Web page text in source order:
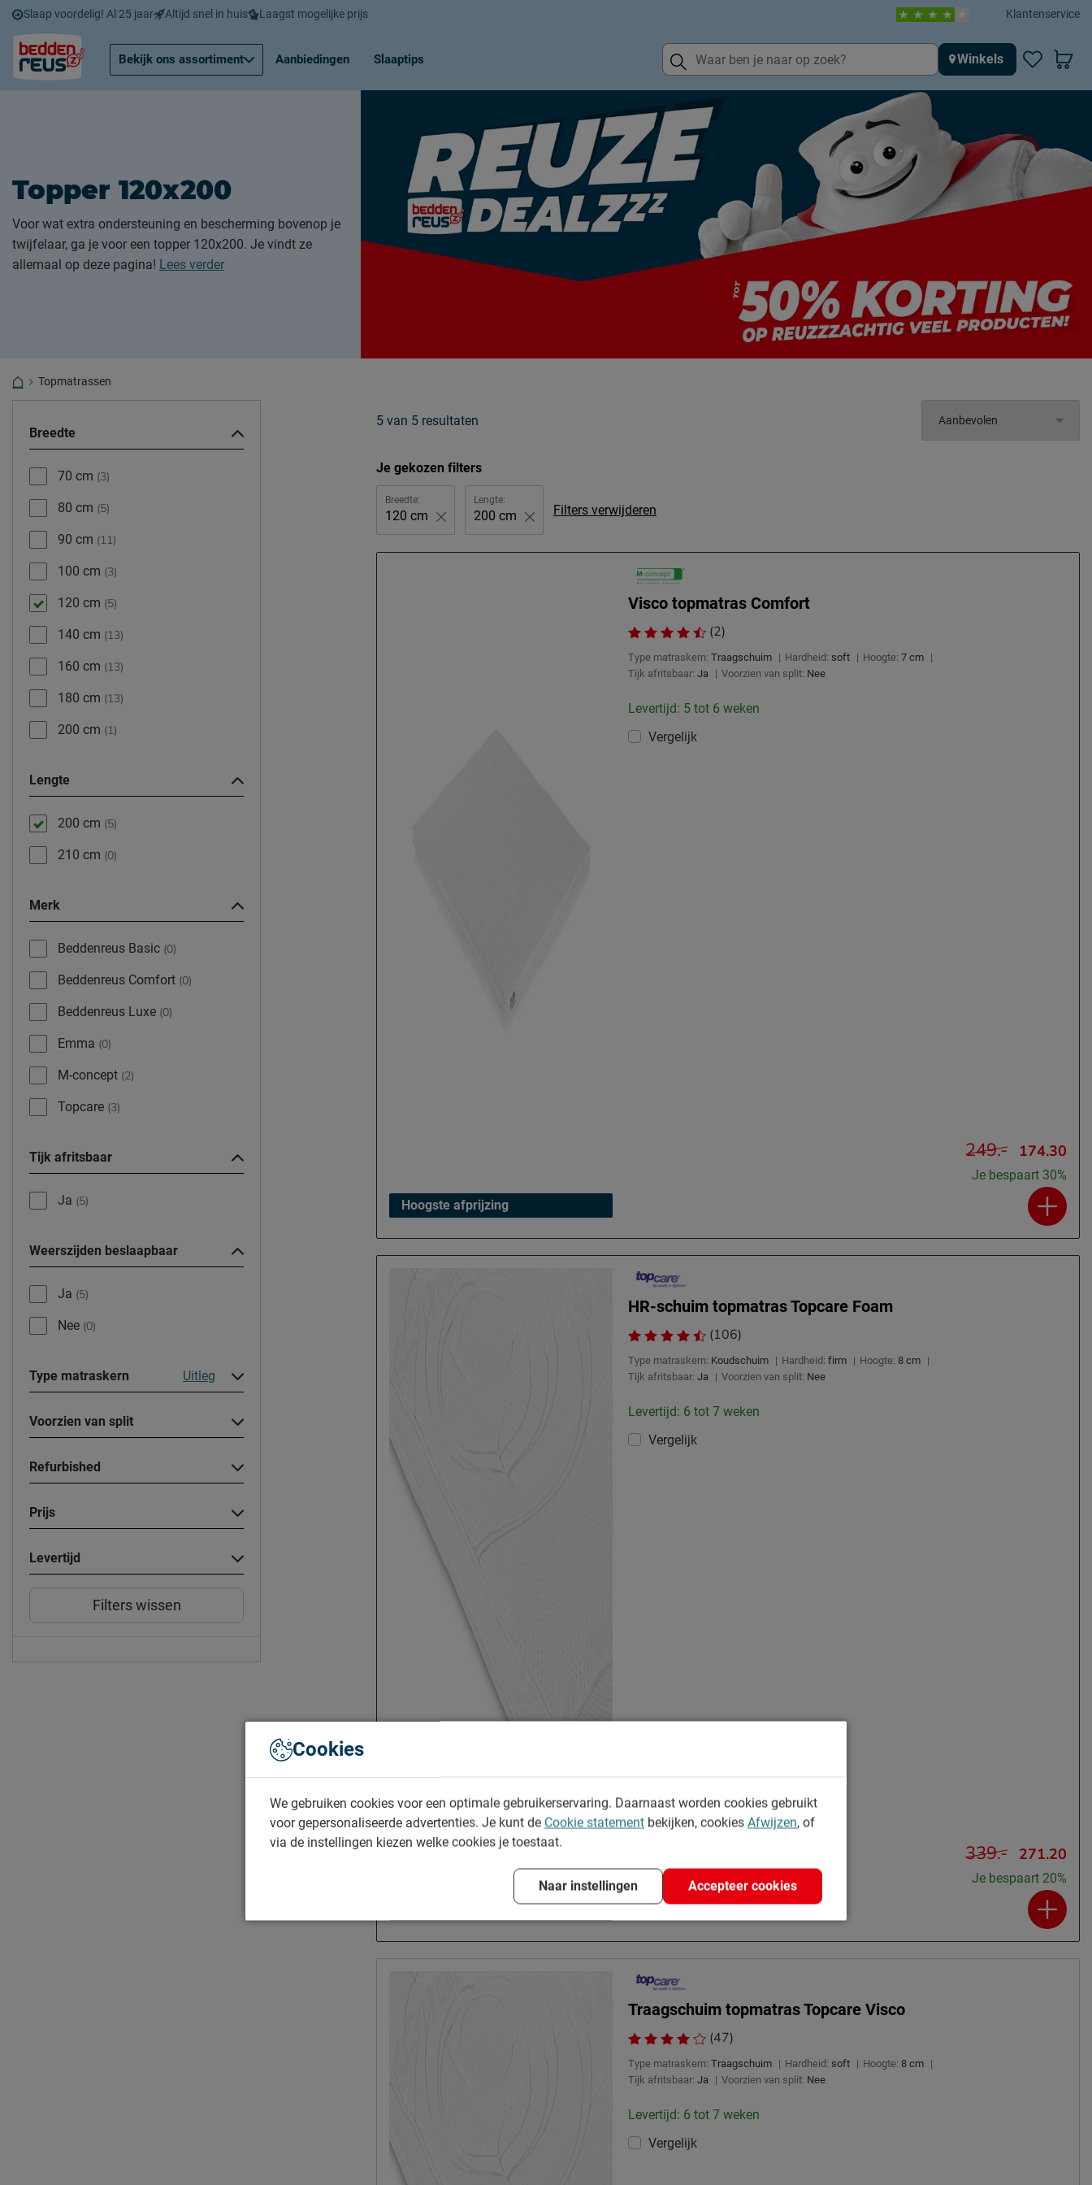
Slaap voordelig! Al 25 jaar Altijd snel in huis Laagst mogelijke prijs Klantenservice
Bekijk ons assortiment Aanbiedingen Slaaptips Winkels
Topper 120x200
Voor wat extra ondersteuning en bescherming bovenop je
twijfelaar, ga je voor een topper 120x200. Je vindt ze
allemaal op deze pagina! Lees verder
Topmatrassen
Breedte
70 cm (3)
80 cm (5)
90 cm (11)
100 cm (3)
120 cm (5)
140 cm (13)
160 cm (13)
180 cm (13)
200 cm (1)
Lengte
200 cm (5)
210 cm (0)
Merk
Beddenreus Basic (0)
Beddenreus Comfort (0)
Beddenreus Luxe (0)
Emma (0)
M-concept (2)
Topcare (3)
Tijk afritsbaar
Ja (5)
Weerszijden beslaapbaar
Ja (5)
Nee (0)
Type matraskern Uitleg
Voorzien van split
Refurbished
Prijs
Levertijd
Filters wissen
5 van 5 resultaten
Je gekozen filters
Filters verwijderen
Breedte:
120 cm
Lengte:
200 cm
Hoogste afprijzing
Visco topmatras Comfort
(2)
Type matraskern: Traagschuim | Hardheid: soft | Hoogte: 7 cm |
Tijk afritsbaar: Ja | Voorzien van split: Nee
Levertijd: 5 tot 6 weken
Vergelijk
249.- 174.30
Je bespaart 30%
HR-schuim topmatras Topcare Foam
(106)
Type matraskern: Koudschuim | Hardheid: firm | Hoogte: 8 cm |
Tijk afritsbaar: Ja | Voorzien van split: Nee
Levertijd: 6 tot 7 weken
Vergelijk
339.- 271.20
Je bespaart 20%
Traagschuim topmatras Topcare Visco
(47)
Type matraskern: Traagschuim | Hardheid: soft | Hoogte: 8 cm |
Tijk afritsbaar: Ja | Voorzien van split: Nee
Levertijd: 6 tot 7 weken
Vergelijk
Cookies
We gebruiken cookies voor een optimale gebruikerservaring. Daarnaast worden cookies gebruikt
voor gepersonaliseerde advertenties. Je kunt de Cookie statement bekijken, cookies Afwijzen, of
via de instellingen kiezen welke cookies je toestaat.
Naar instellingen Accepteer cookies